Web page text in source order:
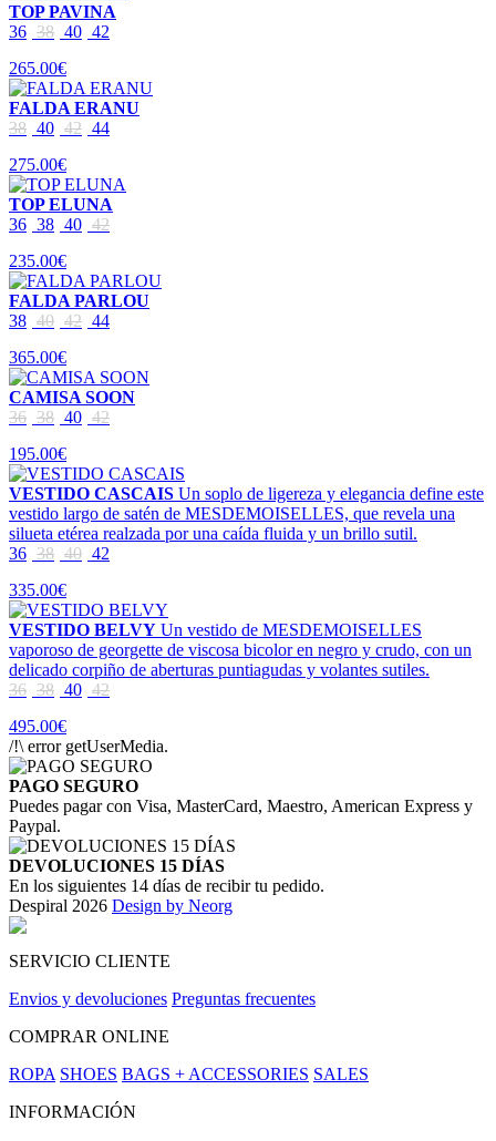
TOP PAVINA
36 38 40 42
265.00€
FALDA ERANU
38 40 42 44
275.00€
TOP ELUNA
36 38 40 42
235.00€
FALDA PARLOU
38 40 42 44
365.00€
CAMISA SOON
36 38 40 42
195.00€
VESTIDO CASCAIS Un soplo de ligereza y elegancia define este
vestido largo de satén de MESDEMOISELLES, que revela una
silueta etérea realzada por una caída fluida y un brillo sutil.
36 38 40 42
335.00€
VESTIDO BELVY Un vestido de MESDEMOISELLES
vaporoso de georgette de viscosa bicolor en negro y crudo, con un
delicado corpiño de aberturas puntiagudas y volantes sutiles.
36 38 40 42
495.00€
/!\ error getUserMedia.
PAGO SEGURO
Puedes pagar con Visa, MasterCard, Maestro, American Express y
Paypal.
DEVOLUCIONES 15 DÍAS
En los siguientes 14 días de recibir tu pedido.
Despiral 2026 Design by Neorg
SERVICIO CLIENTE
Envios y devoluciones Preguntas frecuentes
COMPRAR ONLINE
ROPA SHOES BAGS + ACCESSORIES SALES
INFORMACIÓN